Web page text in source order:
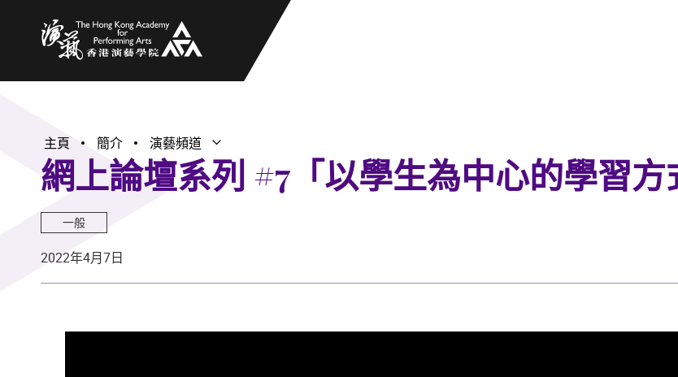
主頁 簡介 演藝頻道 打開子選單
關閉子選單
網上論壇系列 #7「以學生為中心的學習方
一般
2022年4月7日